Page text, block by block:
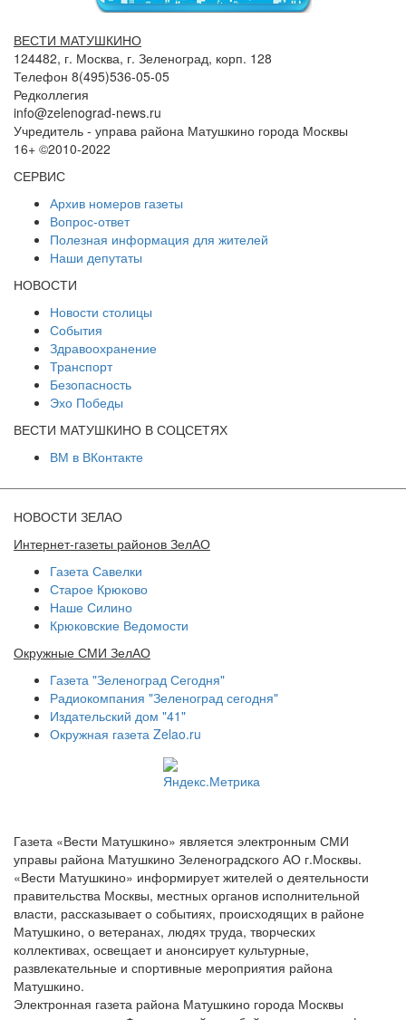
ВЕСТИ МАТУШКИНО
124482, г. Москва, г. Зеленоград, корп. 128
Телефон 8(495)536-05-05
Редколлегия
info@zelenograd-news.ru
Учредитель - управа района Матушкино города Москвы
16+ ©2010-2022
СЕРВИС
Архив номеров газеты
Вопрос-ответ
Полезная информация для жителей
Наши депутаты
НОВОСТИ
Новости столицы
События
Здравоохранение
Транспорт
Безопасность
Эхо Победы
ВЕСТИ МАТУШКИНО В СОЦСЕТЯХ
ВМ в ВКонтакте
НОВОСТИ ЗЕЛАО
Интернет-газеты районов ЗелАО
Газета Савелки
Старое Крюково
Наше Силино
Крюковские Ведомости
Окружные СМИ ЗелАО
Газета "Зеленоград Сегодня"
Радиокомпания "Зеленоград сегодня"
Издательский дом "41"
Окружная газета Zelao.ru
Газета «Вести Матушкино» является электронным СМИ
управы района Матушкино Зеленоградского АО г.Москвы.
«Вести Матушкино» информирует жителей о деятельности
правительства Москвы, местных органов исполнительной
власти, рассказывает о событиях, происходящих в районе
Матушкино, о ветеранах, людях труда, творческих
коллективах, освещает и анонсирует культурные,
развлекательные и спортивные мероприятия района
Матушкино.
Электронная газета района Матушкино города Москвы